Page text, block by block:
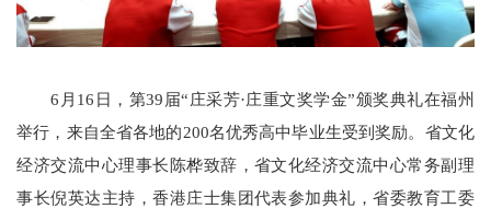
6月16日，第39届“庄采芳·庄重文奖学金”颁奖典礼在福州
举行，来自全省各地的200名优秀高中毕业生受到奖励。省文化
经济交流中心理事长陈桦致辞，省文化经济交流中心常务副理
事长倪英达主持，香港庄士集团代表参加典礼，省委教育工委